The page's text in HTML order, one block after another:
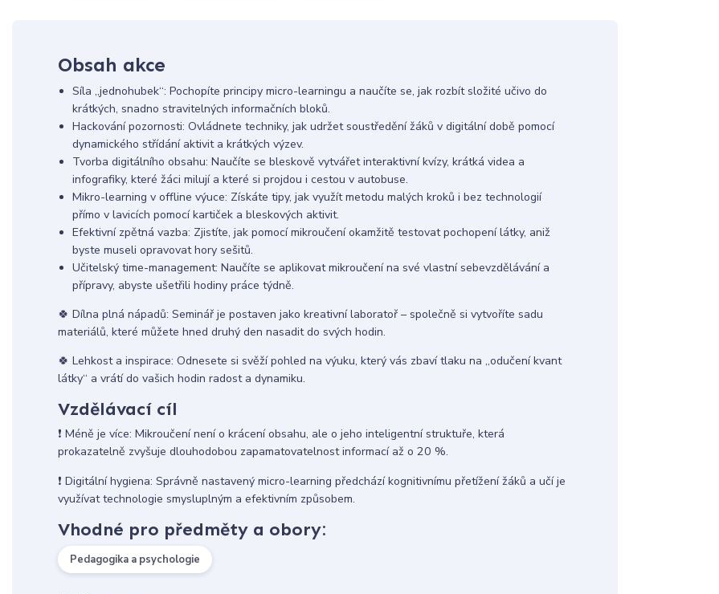
Obsah akce
Síla „jednohubek“: Pochopíte principy micro-learningu a naučíte se, jak rozbít složité učivo do
krátkých, snadno stravitelných informačních bloků.
Hackování pozornosti: Ovládnete techniky, jak udržet soustředění žáků v digitální době pomocí
dynamického střídání aktivit a krátkých výzev.
Tvorba digitálního obsahu: Naučíte se bleskově vytvářet interaktivní kvízy, krátká videa a
infografiky, které žáci milují a které si projdou i cestou v autobuse.
Mikro-learning v offline výuce: Získáte tipy, jak využít metodu malých kroků i bez technologií
přímo v lavicích pomocí kartiček a bleskových aktivit.
Efektivní zpětná vazba: Zjistíte, jak pomocí mikroučení okamžitě testovat pochopení látky, aniž
byste museli opravovat hory sešitů.
Učitelský time-management: Naučíte se aplikovat mikroučení na své vlastní sebevzdělávání a
přípravy, abyste ušetřili hodiny práce týdně.
🍀 Dílna plná nápadů: Seminář je postaven jako kreativní laboratoř – společně si vytvoříte sadu
materiálů, které můžete hned druhý den nasadit do svých hodin.
🍀 Lehkost a inspirace: Odnesete si svěží pohled na výuku, který vás zbaví tlaku na „odučení kvant
látky“ a vrátí do vašich hodin radost a dynamiku.
Vzdělávací cíl
❗️ Méně je více: Mikroučení není o krácení obsahu, ale o jeho inteligentní struktuře, která
prokazatelně zvyšuje dlouhodobou zapamatovatelnost informací až o 20 %.
❗️ Digitální hygiena: Správně nastavený micro-learning předchází kognitivnímu přetížení žáků a učí je
využívat technologie smysluplným a efektivním způsobem.
Vhodné pro předměty a obory:
Pedagogika a psychologie